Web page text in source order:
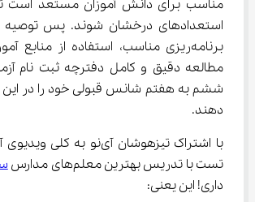
مناسب برای دانش آموزان مستعد است
برنامه‌ریزی مناسب، استفاده از منابع
مطالعه دقیق و کامل دفترچه ثبت نام
ششم به هفتم شانس قبولی خود را در این
دهند.
با اشتراک تیزهوشان آی‌نو به
تست با تدریس بهترین معلم‌های مدارس
داری! این یعنی: